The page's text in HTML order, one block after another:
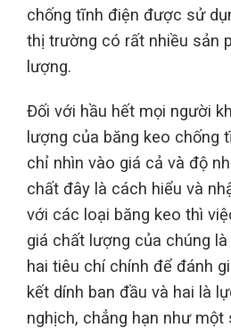
chống tĩnh điện được sử
thị trường có rất nhiều sản
lượng.
Đối với hầu hết mọi người
lượng của băng keo chống
chỉ nhìn vào giá cả và độ
chất đây là cách hiểu và
với các loại băng keo thì
giá chất lượng của chúng
hai tiêu chí chính để đánh
kết dính ban đầu và hai là
nghịch, chẳng hạn như một